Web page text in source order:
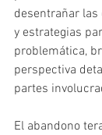
desentrañar las
y estrategias
problemática,
perspectiva
partes
El abandono